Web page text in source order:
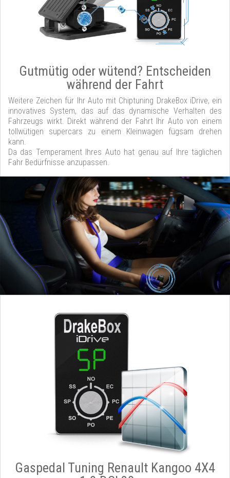
Gutmütig oder wütend? Entscheiden
während der Fahrt
Weitere Zeichen für Ihr Auto mit Chiptuning DrakeBox iDrive, ein
innovatives System, das auf das dynamische Verhalten des
Fahrzeugs wirkt. Direkt während der Fahrt Ihr Auto von einem
tollwütigen supercars zu einem Kleinwagen fügsam drehen
kann.
Da das Temperament Ihres Auto hat genau auf Ihre täglichen
Fahr Bedürfnisse anzupassen.
Gaspedal Tuning Renault Kangoo 4X4